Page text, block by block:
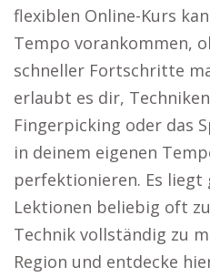
flexiblen Online-Kurs
Tempo vorankommen,
schneller Fortschritte
erlaubt es dir,
Fingerpicking oder das
in deinem eigenen
perfektionieren. Es liegt
Lektionen beliebig oft
Technik vollständig zu
Region und entdecke